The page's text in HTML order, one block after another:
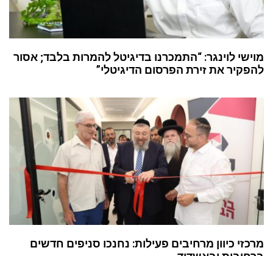
לוינגר: “התמכרנו בדיגיטל להמרות בלבד; אסור
את זירת הפרסום הדיגיטלי”
כיוון מרחיבים פעילות: נחנכו סניפים חדשים